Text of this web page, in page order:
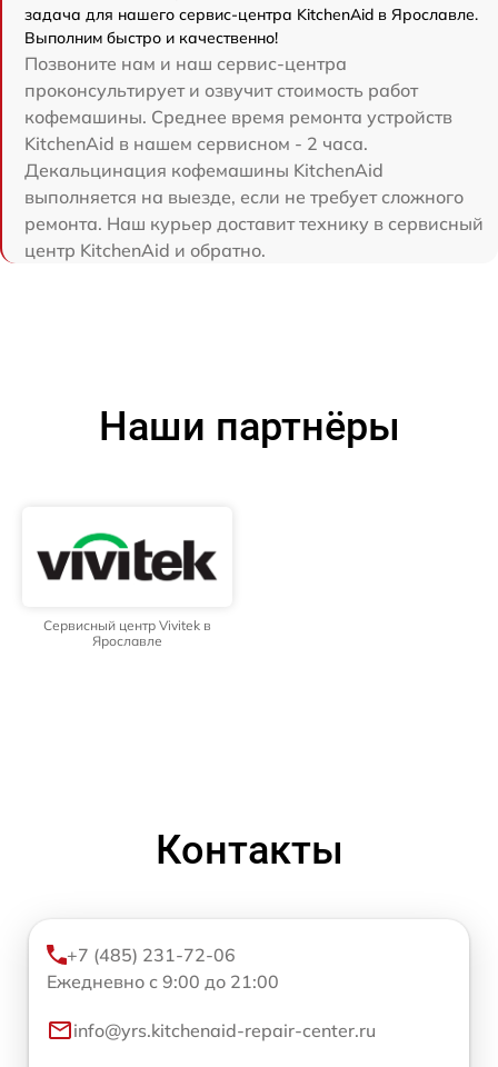
задача для нашего сервис-центра KitchenAid в Ярославле.
Выполним быстро и качественно!
Позвоните нам и наш сервис-центра
проконсультирует и озвучит стоимость работ
кофемашины. Среднее время ремонта устройств
KitchenAid в нашем сервисном - 2 часа.
Декальцинация кофемашины KitchenAid
выполняется на выезде, если не требует сложного
ремонта. Наш курьер доставит технику в сервисный
центр KitchenAid и обратно.
Наши партнёры
Сервисный центр Vivitek в
Ярославле
Контакты
+7 (485) 231-72-06
Ежедневно с 9:00 до 21:00
info@yrs.kitchenaid-repair-center.ru